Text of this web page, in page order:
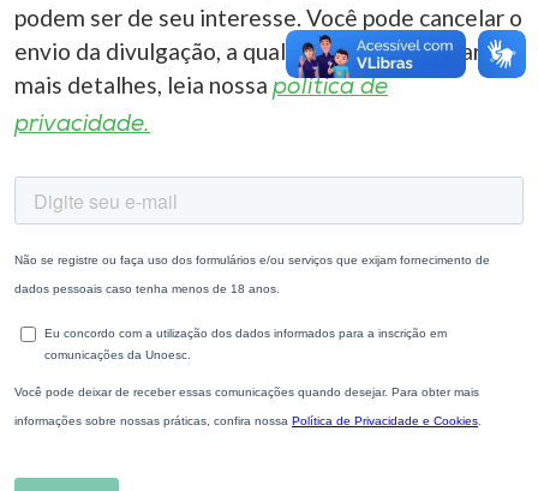
podem ser de seu interesse. Você pode cancelar o
envio da divulgação, a qualquer momento. Para
mais detalhes, leia nossa política de
privacidade.